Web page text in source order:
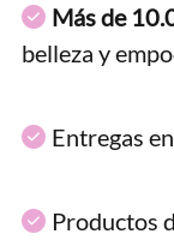
Más de
belleza y
Entregas
Productos